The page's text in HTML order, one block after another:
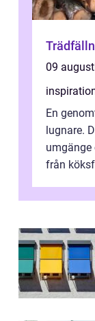
09
En
lugnare.
umgänge
från